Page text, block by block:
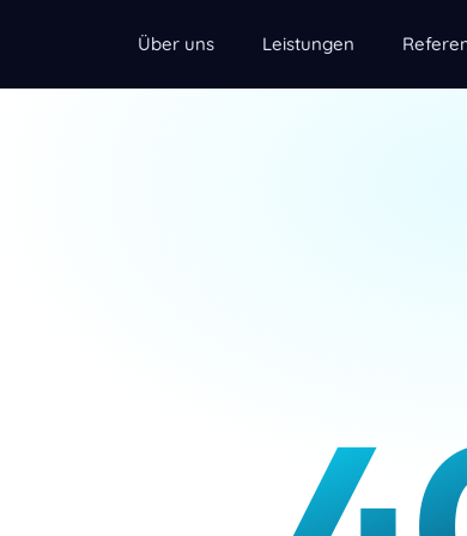
Über uns Leistungen